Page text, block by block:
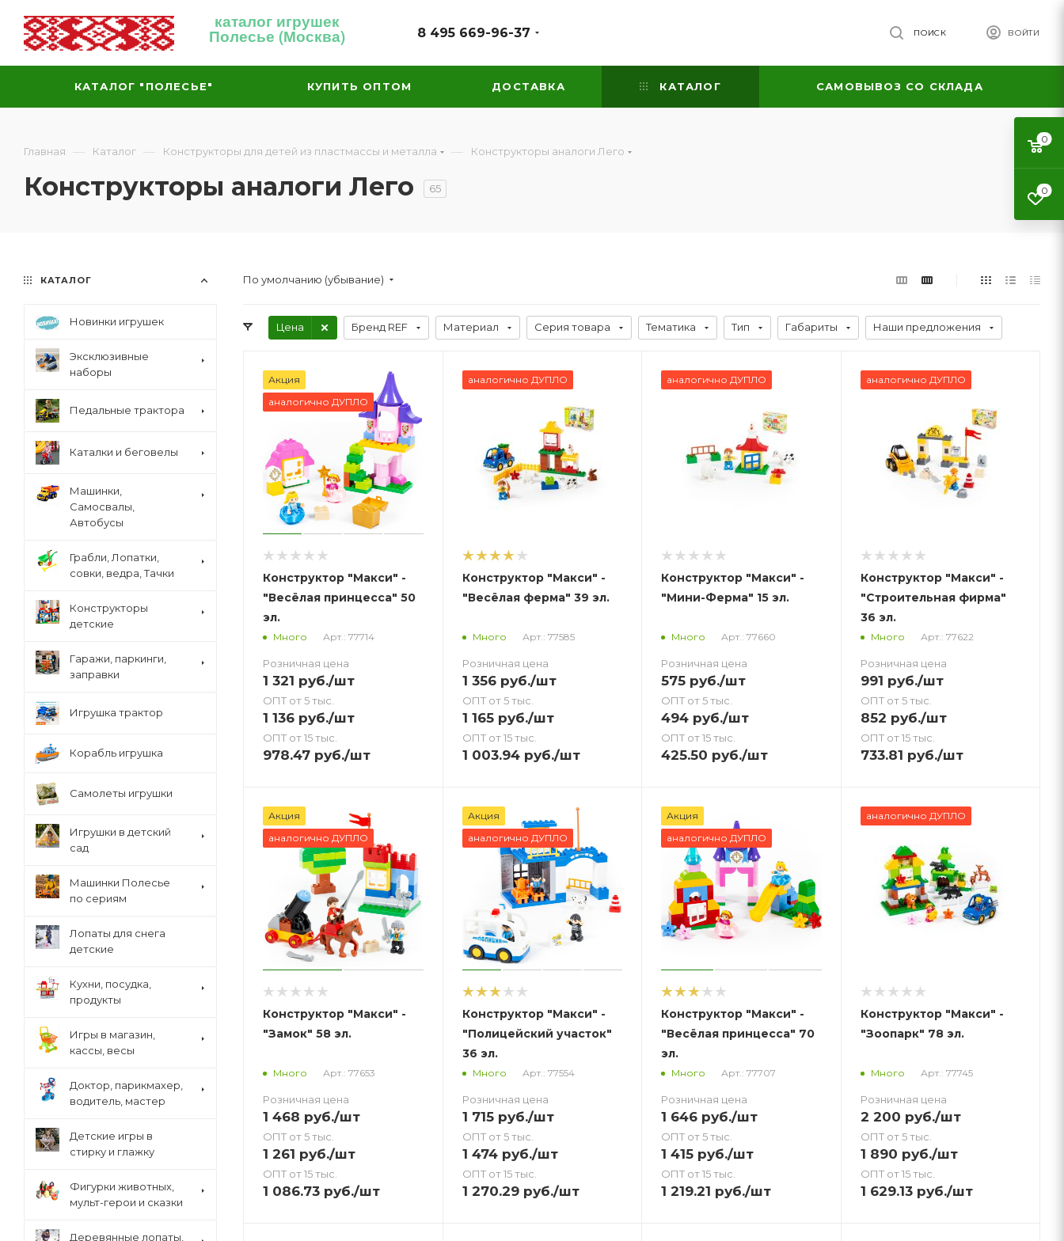
каталог игрушек
Полесье (Москва) 8 495 669-96-37 ВОЙТИ
ПОИСК
КАТАЛОГ "ПОЛЕСЬЕ" КУПИТЬ ОПТОМ ДОСТАВКА КАТАЛОГ САМОВЫВОЗ СО СКЛАДА
Главная — Каталог — Конструкторы для детей из пластмассы и металла — Конструкторы аналоги Лего
Конструкторы аналоги Лего 65
По умолчанию (убывание)
Цена Бренд REF Материал Серия товара Тематика Тип Габариты Наши предложения
Акция
аналогично ДУПЛО
Конструктор "Макси" -
"Весёлая принцесса" 50
эл.
Много Арт.: 77714
Розничная цена
1 321 руб./шт
ОПТ от 5 тыс.
1 136 руб./шт
ОПТ от 15 тыс.
978.47 руб./шт
аналогично ДУПЛО
Конструктор "Макси" -
"Весёлая ферма" 39 эл.
Много Арт.: 77585
Розничная цена
1 356руб./шт
ОПТ от 5 тыс.
1 165руб./шт
ОПТ от 15 тыс.
1 003.94руб./шт
аналогично ДУПЛО
Конструктор "Макси" -
"Мини-Ферма" 15 эл.
Много Арт.: 77660
Розничная цена
575 руб./шт
ОПТ от 5 тыс.
494 руб./шт
ОПТ от 15 тыс.
425.50 руб./шт
аналогично ДУПЛО
Конструктор "Макси" -
"Строительная фирма"
36 эл.
Много Арт.: 77622
Розничная цена
991 руб./шт
ОПТ от 5 тыс.
852 руб./шт
ОПТ от 15 тыс.
733.81 руб./шт
Акция
аналогично ДУПЛО
Конструктор "Макси" -
"Замок" 58 эл.
Много Арт.: 77653
Розничная цена
1 468 руб./шт
ОПТ от 5 тыс.
1 261 руб./шт
ОПТ от 15 тыс.
1 086.73 руб./шт
Акция
аналогично ДУПЛО
Конструктор "Макси" -
"Полицейский участок"
36 эл.
Много Арт.: 77554
Розничная цена
1 715руб./шт
ОПТ от 5 тыс.
1 474руб./шт
ОПТ от 15 тыс.
1 270.29руб./шт
Акция
аналогично ДУПЛО
Конструктор "Макси" -
"Весёлая принцесса" 70
эл.
Много Арт.: 77707
Розничная цена
1 646 руб./шт
ОПТ от 5 тыс.
1 415 руб./шт
ОПТ от 15 тыс.
1 219.21 руб./шт
аналогично ДУПЛО
Конструктор "Макси" -
"Зоопарк" 78 эл.
Много Арт.: 77745
Розничная цена
2 200 руб./шт
ОПТ от 5 тыс.
1 890 руб./шт
ОПТ от 15 тыс.
1 629.13руб./шт
КАТАЛОГ
Новинки игрушек
Эксклюзивные
наборы
Педальные трактора
Каталки и беговелы
Машинки,
Самосвалы,
Автобусы
Грабли, Лопатки,
совки, ведра, Тачки
Конструкторы
детские
Гаражи, паркинги,
заправки
Игрушка трактор
Корабль игрушка
Самолеты игрушки
Игрушки в детский
сад
Машинки Полесье
по сериям
Лопаты для снега
детские
Кухни, посудка,
продукты
Игры в магазин,
кассы, весы
Доктор, парикмахер,
водитель, мастер
Детские игры в
стирку и глажку
Фигурки животных,
мульт-герои и сказки
Деревянные лопаты,
0
0